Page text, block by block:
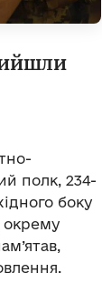
полк, 234-
боку
окрему